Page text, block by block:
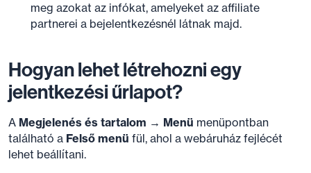
meg azokat az infókat, amelyeket az affiliate
partnerei a bejelentkezésnél látnak majd.
Hogyan lehet létrehozni egy
jelentkezési űrlapot?
A Megjelenés és tartalom → Menü menüpontban
található a Felső menü fül, ahol a webáruház fejlécét
lehet beállítani.